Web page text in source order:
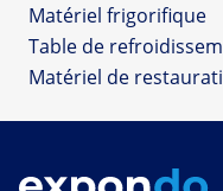
Matériel frigorifique
Table de
Matériel de